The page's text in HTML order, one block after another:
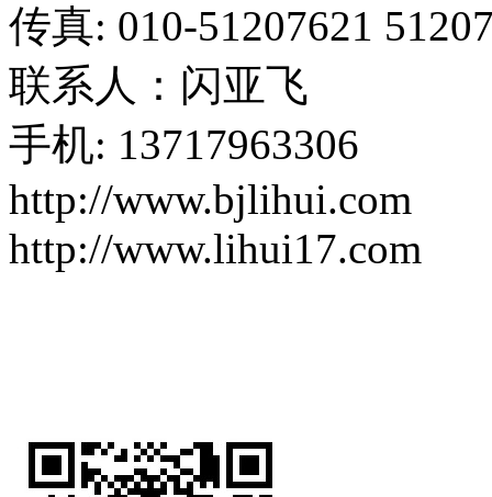
传真: 010-51207621
联系人：闪亚飞
手机: 13717963306
http://www.bjlihui.com
http://www.lihui17.com